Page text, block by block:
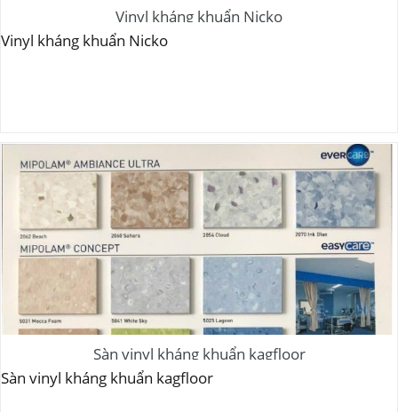
Vinyl kháng khuẩn Nicko
Vinyl kháng khuẩn Nicko
Sàn vinyl kháng khuẩn kagfloor
Sàn vinyl kháng khuẩn kagfloor